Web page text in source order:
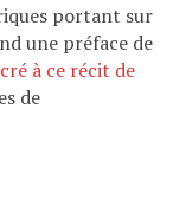
portant sur
une préface de
à ce récit de
de